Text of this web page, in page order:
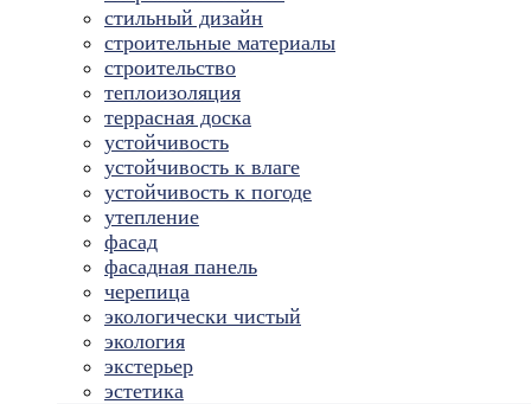
стильный дизайн
строительные материалы
строительство
теплоизоляция
террасная доска
устойчивость
устойчивость к влаге
устойчивость к погоде
утепление
фасад
фасадная панель
черепица
экологически чистый
экология
экстерьер
эстетика